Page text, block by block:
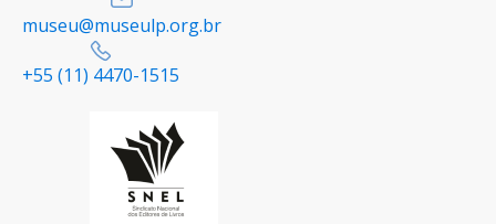
museu@museulp.org.br
+55 (11) 4470-1515